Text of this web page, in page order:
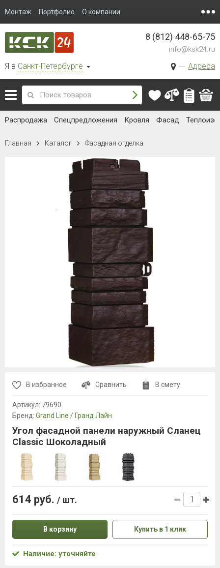
Монтаж Портфолио О компании
Я в Санкт-Петербурге Адреса
8 (812) 448-65-75
info@ksk24.ru
Распродажа Спецпредложения Кровля Фасад
Главная Каталог Фасадная отделка
В избранное Сравнить В смету
Артикул: 79690
Бренд: Grand Line / Гранд Лайн
Угол фасадной панели наружный Сланец
Classic Шоколадный
614 руб. / шт.
В корзину Купить в 1 клик
Наличие: уточняйте